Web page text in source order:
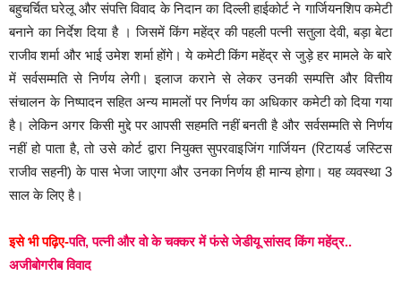
बहुचर्चित घरेलू और संपत्ति विवाद के निदान का दिल्ली हाईकोर्ट ने गार्जियनशिप कमेटी
बनाने का निर्देश दिया है । जिसमें किंग महेंद्र की पहली पत्नी सतुला देवी, बड़ा बेटा
राजीव शर्मा और भाई उमेश शर्मा होंगे। ये कमेटी किंग महेंद्र से जुड़े हर मामले के बारे
में सर्वसम्मति से निर्णय लेगी। इलाज कराने से लेकर उनकी सम्पत्ति और वित्तीय
संचालन के निष्पादन सहित अन्य मामलों पर निर्णय का अधिकार कमेटी को दिया गया
है। लेकिन अगर किसी मुद्दे पर आपसी सहमति नहीं बनती है और सर्वसम्मति से निर्णय
नहीं हो पाता है, तो उसे कोर्ट द्वारा नियुक्त सुपरवाइजिंग गार्जियन (रिटायर्ड जस्टिस
राजीव सहनी) के पास भेजा जाएगा और उनका निर्णय ही मान्य होगा। यह व्यवस्था 3
साल के लिए है।
इसे भी पढ़िए-पति, पत्नी और वो के चक्कर में फंसे जेडीयू सांसद किंग महेंद्र..
अजीबोगरीब विवाद